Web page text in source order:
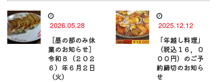
2026.05.28
［昼の部のみ休
業のお知らせ］
令和８（２０２
６）年６月２日
（火）
2025.12.12
「年越し料理」
（税込１６，０
００円）のご予
約締切のお知ら
せ